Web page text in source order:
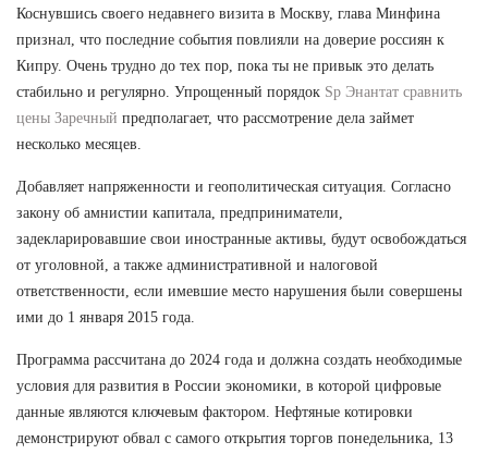
Коснувшись своего недавнего визита в Москву, глава Минфина
признал, что последние события повлияли на доверие россиян к
Кипру. Очень трудно до тех пор, пока ты не привык это делать
стабильно и регулярно. Упрощенный порядок Sp Энантат сравнить
цены Заречный предполагает, что рассмотрение дела займет
несколько месяцев.
Добавляет напряженности и геополитическая ситуация. Согласно
закону об амнистии капитала, предприниматели,
задекларировавшие свои иностранные активы, будут освобождаться
от уголовной, а также административной и налоговой
ответственности, если имевшие место нарушения были совершены
ими до 1 января 2015 года.
Программа рассчитана до 2024 года и должна создать необходимые
условия для развития в России экономики, в которой цифровые
данные являются ключевым фактором. Нефтяные котировки
демонстрируют обвал с самого открытия торгов понедельника, 13